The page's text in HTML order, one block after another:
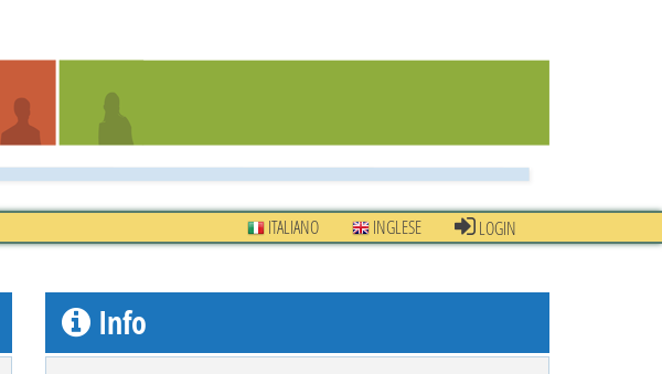
ITALIANO INGLESE LOGIN
Info